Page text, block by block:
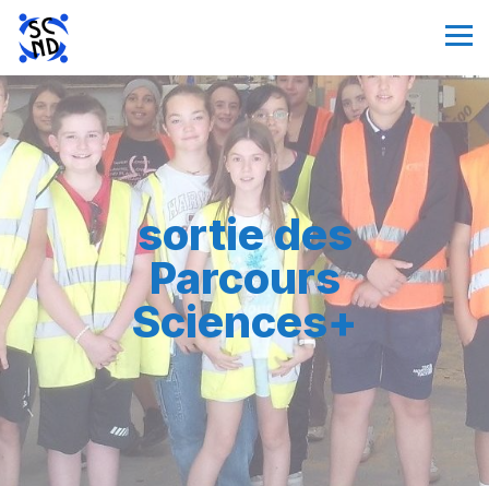
sortie des
Parcours
Sciences+